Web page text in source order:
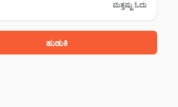
ಮತ್ತಷ್ಟು ಓದು
ಹುಡುಕಿ